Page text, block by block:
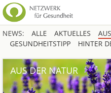
NEWS: ALLE AKTUELLES
GESUNDHEITSTIPP
HINTER
AUS DER NATUR